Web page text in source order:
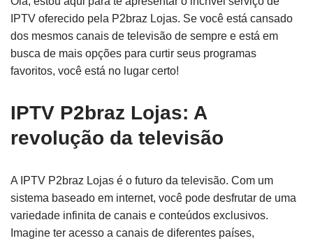
IPTV oferecido pela P2braz Lojas. Se você está cansado
dos mesmos canais de televisão de sempre e está em
busca de mais opções para curtir seus programas
favoritos, você está no lugar certo!
IPTV P2braz Lojas: A
revolução da televisão
A IPTV P2braz Lojas é o futuro da televisão. Com um
sistema baseado em internet, você pode desfrutar de uma
variedade infinita de canais e conteúdos exclusivos.
Imagine ter acesso a canais de diferentes países,